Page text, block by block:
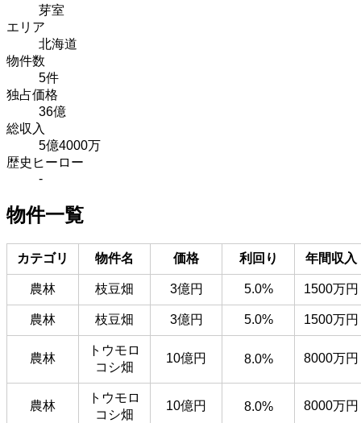
芽室
エリア
北海道
物件数
5件
独占価格
36億
総収入
5億4000万
歴史ヒーロー
-
物件一覧
カテゴリ 物件名 価格 利回り 年間収入
農林 枝豆畑 3億円 5.0% 1500万円
農林 枝豆畑 3億円 5.0% 1500万円
農林
トウモロ
コシ畑
10億円 8.0% 8000万円
農林
トウモロ
コシ畑
10億円 8.0% 8000万円